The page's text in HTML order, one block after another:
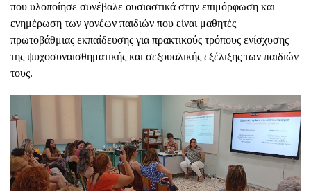
που υλοποίησε συνέβαλε ουσιαστικά στην επιμόρφωση και
ενημέρωση των γονέων παιδιών που είναι μαθητές
πρωτοβάθμιας εκπαίδευσης για πρακτικούς τρόπους ενίσχυσης
της ψυχοσυναισθηματικής και σεξουαλικής εξέλιξης των παιδιών
τους.